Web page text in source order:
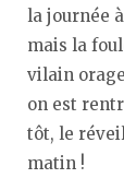
la journée
mais la
vilain
on est
tôt, le
matin !